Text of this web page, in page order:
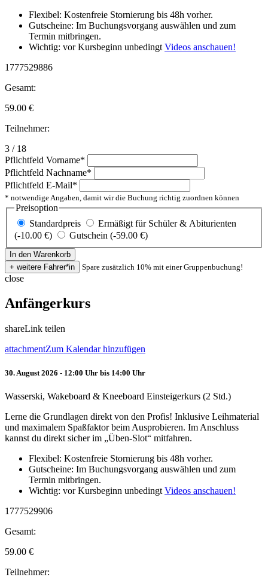
Flexibel: Kostenfreie Stornierung bis 48h vorher.
Gutscheine: Im Buchungsvorgang auswählen und zum
Termin mitbringen.
Wichtig: vor Kursbeginn unbedingt Videos anschauen!
1777529886
Gesamt:
59.00 €
Teilnehmer:
3 / 18
Pflichtfeld Vorname*
Pflichtfeld Nachname*
Pflichtfeld E-Mail*
* notwendige Angaben, damit wir die Buchung richtig zuordnen können
Preisoption
Standardpreis
Ermäßigt für Schüler & Abiturienten
(-10.00 €)
Gutschein (-59.00 €)
Spare zusätzlich 10% mit einer Gruppenbuchung!
close
Anfängerkurs
shareLink teilen
attachmentZum Kalendar hinzufügen
30. August 2026 - 12:00 Uhr bis 14:00 Uhr
Wasserski, Wakeboard & Kneeboard Einsteigerkurs (2 Std.)
Lerne die Grundlagen direkt von den Profis! Inklusive Leihmaterial
und maximalem Spaßfaktor beim Ausprobieren. Im Anschluss
kannst du direkt sicher im „Üben-Slot“ mitfahren.
Flexibel: Kostenfreie Stornierung bis 48h vorher.
Gutscheine: Im Buchungsvorgang auswählen und zum
Termin mitbringen.
Wichtig: vor Kursbeginn unbedingt Videos anschauen!
1777529906
Gesamt:
59.00 €
Teilnehmer: